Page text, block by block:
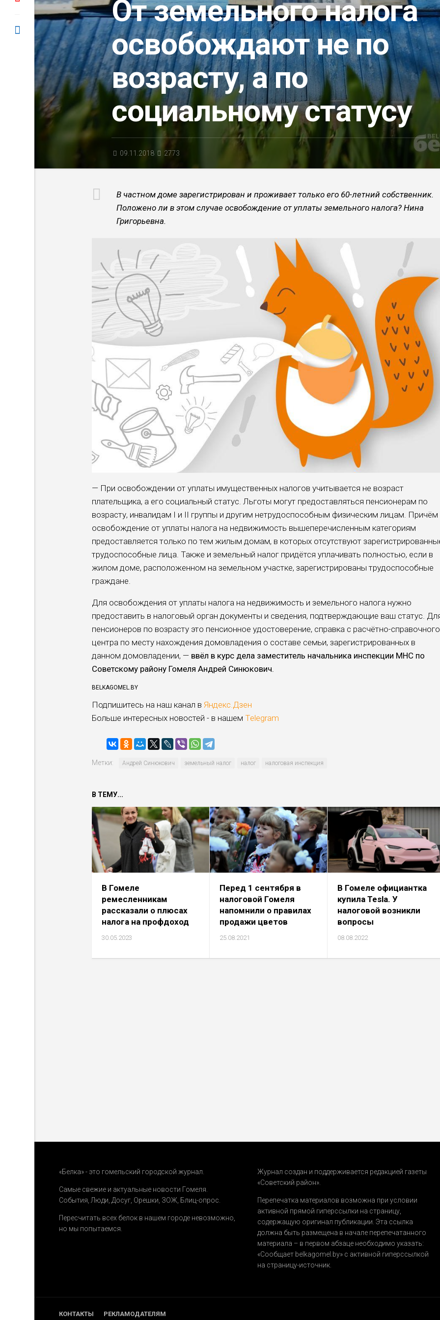
От земельного налога
освобождают не по
возрасту, а по
социальному статусу
09.11.2018 2773
В частном доме зарегистрирован и проживает только его 60-летний собственник.
Положено ли в этом случае освобождение от уплаты земельного налога? Нина
Григорьевна.
— При освобождении от уплаты имущественных налогов учитывается не воз­раст
плательщика, а его соци­альный статус. Льготы могут предоставляться пенсио­нерам по
возрасту, инвали­дам I и II группы и другим нетрудоспособным физиче­ским лицам. Причём
осво­бождение от уплаты нало­га на недвижимость выше­перечисленным категориям
предоставляется только по тем жилым домам, в кото­рых отсутствуют
трудоспособ­ные лица. Также и земель­ный налог придётся упла­чивать полностью, если в
жилом доме, расположенном на земельном участке, зареги­стрированы трудоспособные
граждане.
Для освобождения от упла­ты налога на недвижимость и земельного налога нужно
предоставить в налоговый орган документы и сведения, подтверждающие ваш статус.
пенсионеров по возра­сту это пенсионное удосто­верение, справка с расчётно-справочного
центра по месту нахождения домовладения о составе семьи, зарегистри­рованных в
данном домов­ладении, — ввёл в курс дела заместитель началь­ника инспекции МНС по
Советскому району Гомеля Андрей Синюкович.
BELKAGOMEL.BY
Подпишитесь на наш канал в Яндекс.Дзен
Больше интересных новостей - в нашем Telegram
Метки: Андрей Синюкович земельный налог налог налоговая инспекция
В ТЕМУ...
В Гомеле
ремесленникам
рассказали о плюсах
налога на профдоход
30.05.2023
Перед 1 сентября в
налоговой Гомеля
напомнили о правилах
продажи цветов
25.08.2021
В Гомеле официантка
купила Tesla. У
налоговой возникли
вопросы
08.08.2022
«Белка» - это гомельский городской журнал.
Самые свежие и актуальные новости Гомеля.
События Люди Досуг Орешки ЗОЖ Блиц-опрос
Пересчитать всех белок в нашем городе невозможно,
но мы попытаемся.
Журнал создан и поддерживается редакцией газеты
«Советский район».
Перепечатка материалов возможна при условии
активной прямой гиперссылки на страницу,
содержащую оригинал публикации. Эта ссылка
должна быть размещена в начале перепечатанного
материала – в первом абзаце необходимо указать:
«Сообщает belkagomel.by»с активной гиперссылкой
на страницу-источник.
КОНТАКТЫ РЕКЛАМОДАТЕЛЯМ